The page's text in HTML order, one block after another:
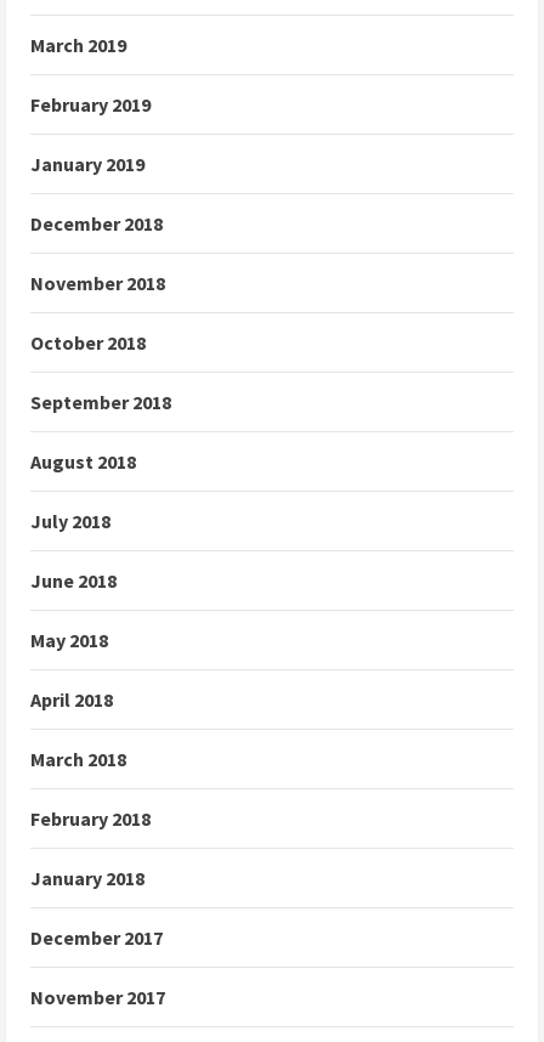
March 2019
February 2019
January 2019
December 2018
November 2018
October 2018
September 2018
August 2018
July 2018
June 2018
May 2018
April 2018
March 2018
February 2018
January 2018
December 2017
November 2017